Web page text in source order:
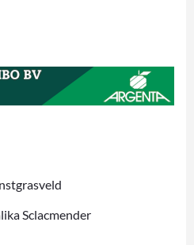
Sclacmender